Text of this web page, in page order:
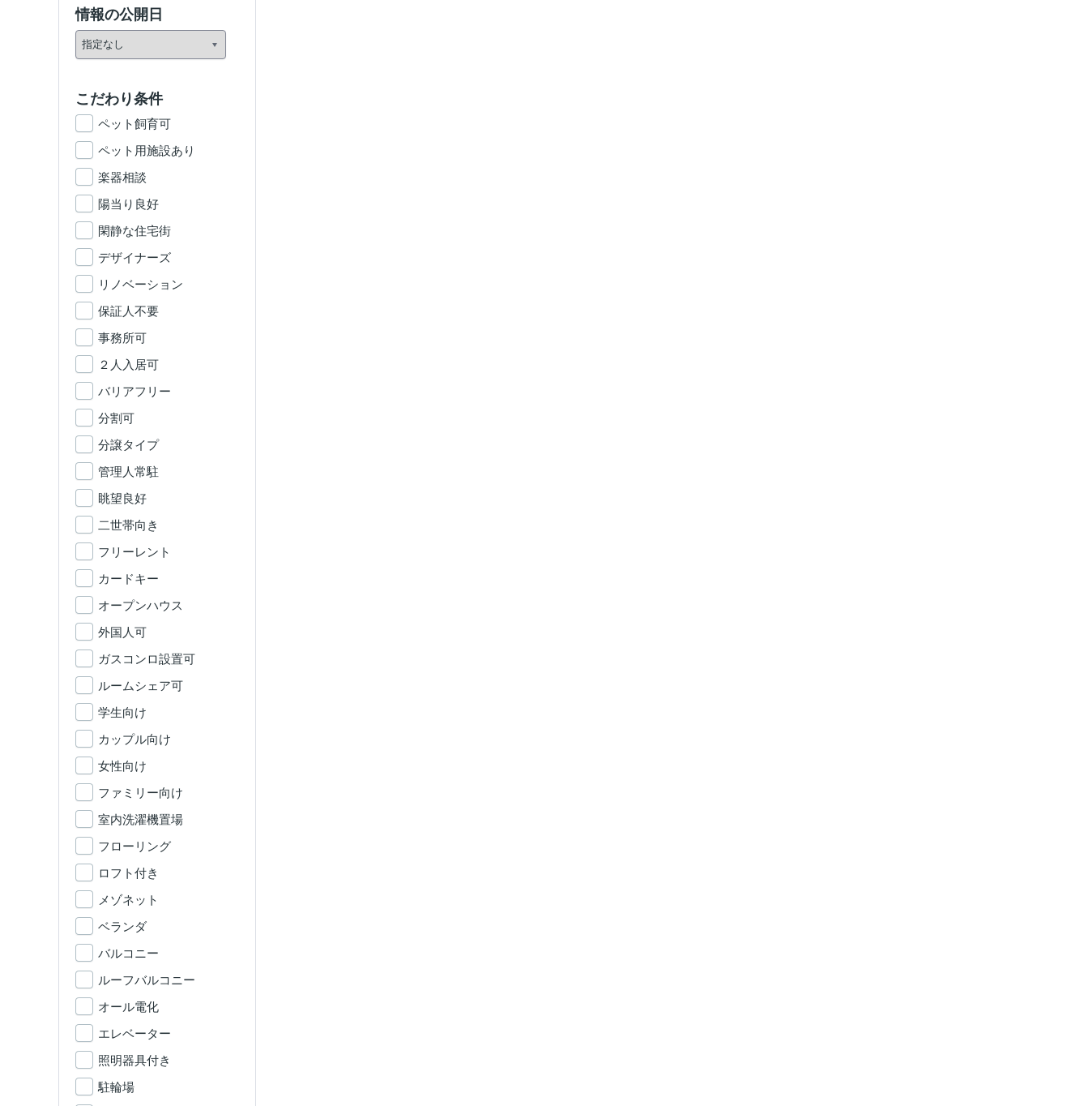
情報の公開日
こだわり条件
ペット飼育可
ペット用施設あり
楽器相談
陽当り良好
閑静な住宅街
デザイナーズ
リノベーション
保証人不要
事務所可
２人入居可
バリアフリー
分割可
分譲タイプ
管理人常駐
眺望良好
二世帯向き
フリーレント
カードキー
オープンハウス
外国人可
ガスコンロ設置可
ルームシェア可
学生向け
カップル向け
女性向け
ファミリー向け
室内洗濯機置場
フローリング
ロフト付き
メゾネット
ベランダ
バルコニー
ルーフバルコニー
オール電化
エレベーター
照明器具付き
駐輪場